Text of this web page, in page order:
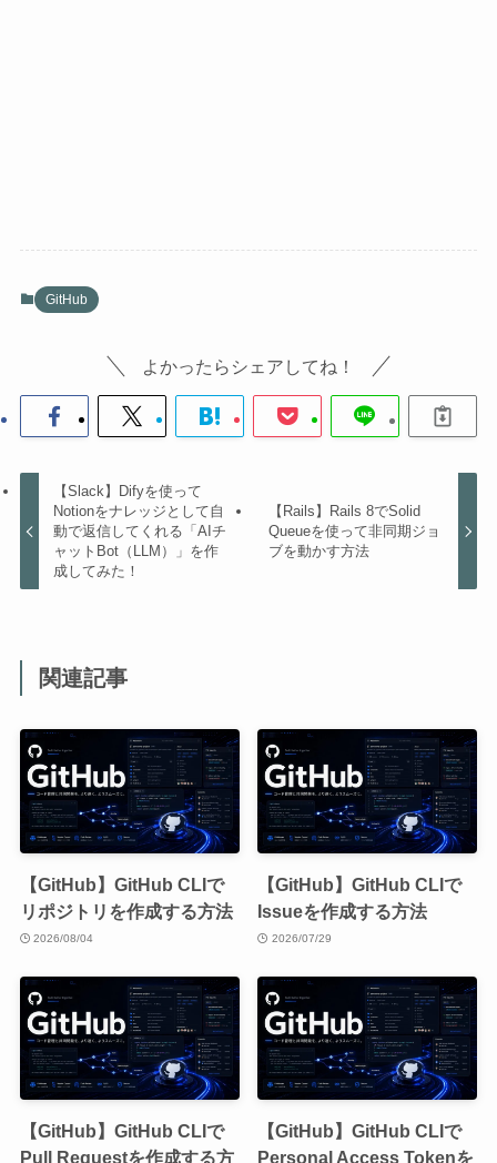
GitHub
よかったらシェアしてね！
【Slack】Difyを使って
Notionをナレッジとして自
動で返信してくれる「AIチ
ャットBot（LLM）」を作
成してみた！
【Rails】Rails 8でSolid
Queueを使って非同期ジョ
ブを動かす方法
関連記事
【GitHub】GitHub CLIで
リポジトリを作成する方法
2026/08/04
【GitHub】GitHub CLIで
Issueを作成する方法
2026/07/29
【GitHub】GitHub CLIで
Pull Requestを作成する方
【GitHub】GitHub CLIで
Personal Access Tokenを